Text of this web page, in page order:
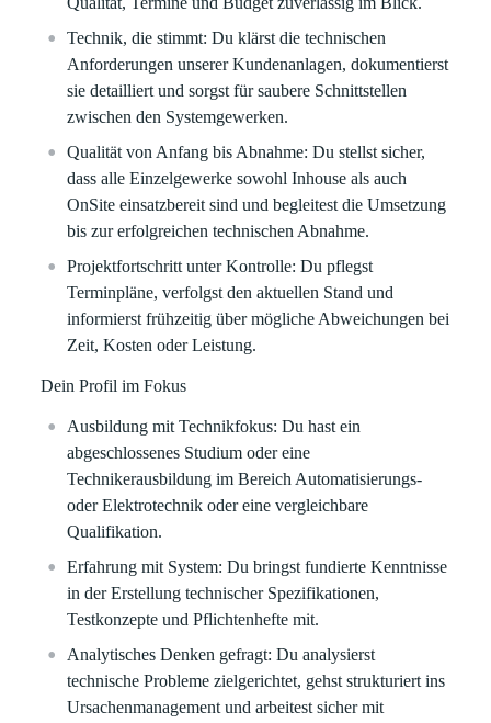
Technik, die stimmt: Du klärst die technischen
Anforderungen unserer Kundenanlagen, dokumentierst
sie detailliert und sorgst für saubere Schnittstellen
zwischen den Systemgewerken.
Qualität von Anfang bis Abnahme: Du stellst sicher,
dass alle Einzelgewerke sowohl Inhouse als auch
OnSite einsatzbereit sind und begleitest die Umsetzung
bis zur erfolgreichen technischen Abnahme.
Projektfortschritt unter Kontrolle: Du pflegst
Terminpläne, verfolgst den aktuellen Stand und
informierst frühzeitig über mögliche Abweichungen bei
Zeit, Kosten oder Leistung.
Dein Profil im Fokus
Ausbildung mit Technikfokus: Du hast ein
abgeschlossenes Studium oder eine
Technikerausbildung im Bereich Automatisierungs-
oder Elektrotechnik oder eine vergleichbare
Qualifikation.
Erfahrung mit System: Du bringst fundierte Kenntnisse
in der Erstellung technischer Spezifikationen,
Testkonzepte und Pflichtenhefte mit.
Analytisches Denken gefragt: Du analysierst
technische Probleme zielgerichtet, gehst strukturiert ins
Ursachenmanagement und arbeitest sicher mit